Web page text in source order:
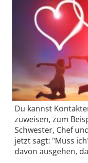
Du kannst
zuweisen, zum
Schwester, Chef
jetzt sagt: "Muss
davon ausgehen,